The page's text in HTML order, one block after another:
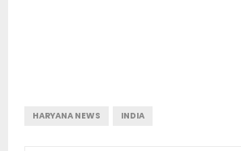
HARYANA NEWS INDIA